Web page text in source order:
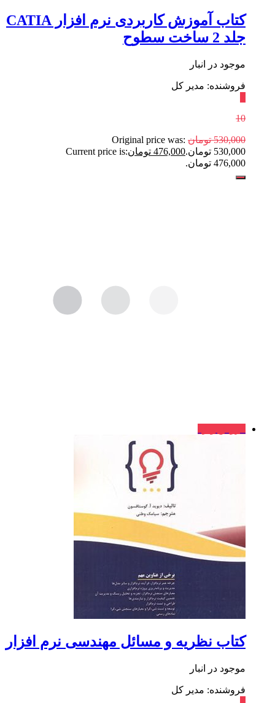
کتاب آموزش کاربردی نرم افزار CATIA
جلد 2 ساخت سطوح
موجود در انبار
فروشنده: مدیر کل
10
530,000 تومان Original price was:
530,000 تومان.
476,000 تومانCurrent price is:
476,000 تومان.
کتاب نظریه و مسائل مهندسی نرم افزار
موجود در انبار
فروشنده: مدیر کل